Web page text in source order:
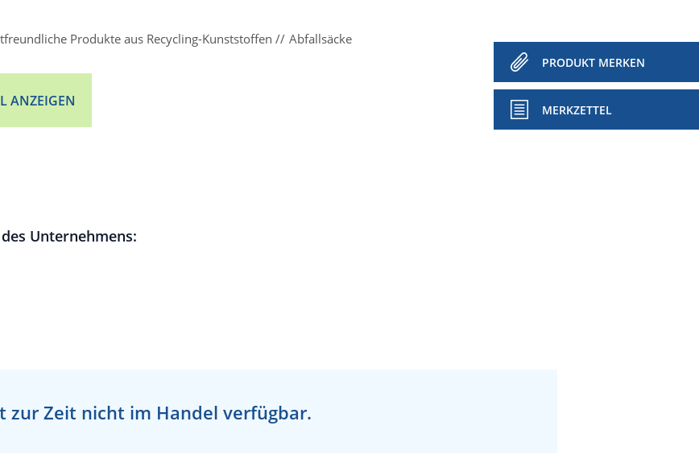
Produkte aus Recycling-Kunststoffen Abfallsäcke
ANZEIGEN
PRODUKT MERKEN
MERKZETTEL
Unternehmens:
zur Zeit nicht im Handel verfügbar.